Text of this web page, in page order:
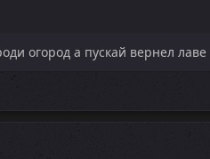
огород а пускай вернел лаве